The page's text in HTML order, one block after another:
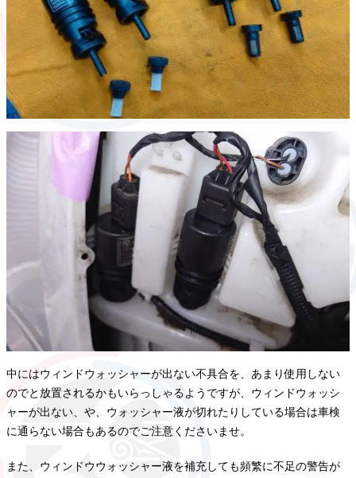
中にはウィンドウォッシャーが出ない不具合を、あまり使用しない
のでと放置されるかもいらっしゃるようですが、ウィンドウォッシ
ャーが出ない、や、ウォッシャー液が切れたりしている場合は車検
に通らない場合もあるのでご注意くださいませ。
また、ウィンドウウォッシャー液を補充しても頻繁に不足の警告が